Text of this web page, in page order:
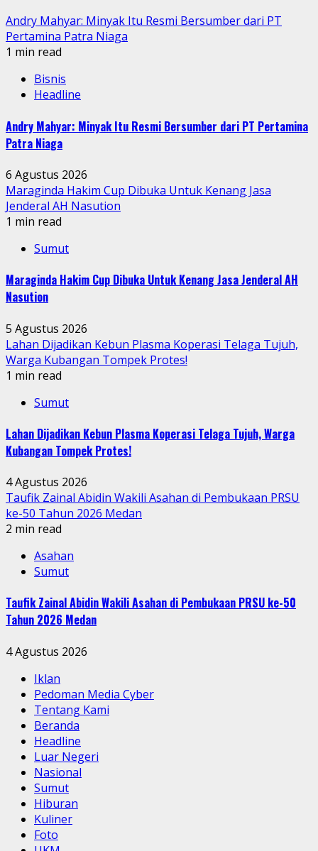
Andry Mahyar: Minyak Itu Resmi Bersumber dari PT
Pertamina Patra Niaga
1 min read
Bisnis
Headline
Andry Mahyar: Minyak Itu Resmi Bersumber dari PT Pertamina
Patra Niaga
6 Agustus 2026
Maraginda Hakim Cup Dibuka Untuk Kenang Jasa
Jenderal AH Nasution
1 min read
Sumut
Maraginda Hakim Cup Dibuka Untuk Kenang Jasa Jenderal AH
Nasution
5 Agustus 2026
Lahan Dijadikan Kebun Plasma Koperasi Telaga Tujuh,
Warga Kubangan Tompek Protes!
1 min read
Sumut
Lahan Dijadikan Kebun Plasma Koperasi Telaga Tujuh, Warga
Kubangan Tompek Protes!
4 Agustus 2026
Taufik Zainal Abidin Wakili Asahan di Pembukaan PRSU
ke-50 Tahun 2026 Medan
2 min read
Asahan
Sumut
Taufik Zainal Abidin Wakili Asahan di Pembukaan PRSU ke-50
Tahun 2026 Medan
4 Agustus 2026
Iklan
Pedoman Media Cyber
Tentang Kami
Beranda
Headline
Luar Negeri
Nasional
Sumut
Hiburan
Kuliner
Foto